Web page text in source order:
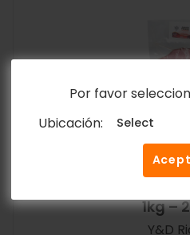
Por favor
Ubicación:
1kg –
Y&D